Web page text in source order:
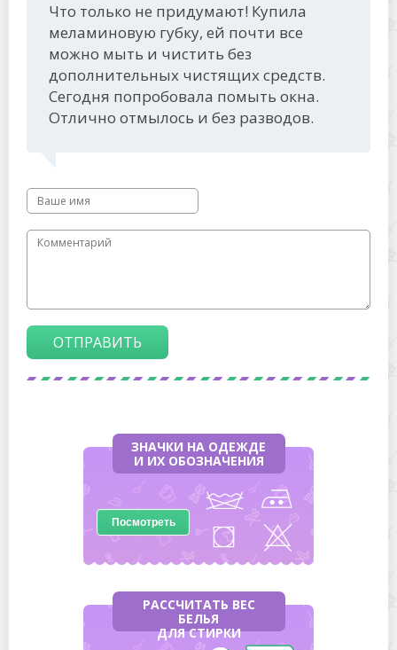
Что только не придумают! Купила
меламиновую губку, ей почти все
можно мыть и чистить без
дополнительных чистящих средств.
Сегодня попробовала помыть окна.
Отлично отмылось и без разводов.
ОТПРАВИТЬ
ЗНАЧКИ НА ОДЕЖДЕ
И ИХ ОБОЗНАЧЕНИЯ
Посмотреть
РАССЧИТАТЬ ВЕС
БЕЛЬЯ
ДЛЯ СТИРКИ